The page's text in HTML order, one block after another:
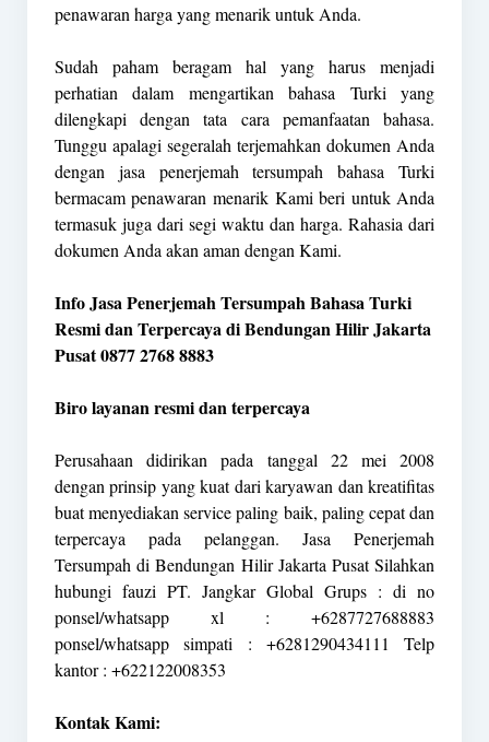
penawaran harga yang menarik untuk Anda.
Sudah paham beragam hal yang harus menjadi
perhatian dalam mengartikan bahasa Turki yang
dilengkapi dengan tata cara pemanfaatan bahasa.
Tunggu apalagi segeralah terjemahkan dokumen Anda
dengan jasa penerjemah tersumpah bahasa Turki
bermacam penawaran menarik Kami beri untuk Anda
termasuk juga dari segi waktu dan harga. Rahasia dari
dokumen Anda akan aman dengan Kami.
Info Jasa Penerjemah Tersumpah Bahasa Turki
Resmi dan Terpercaya di Bendungan Hilir Jakarta
Pusat 0877 2768 8883
Biro layanan resmi dan terpercaya
Perusahaan didirikan pada tanggal 22 mei 2008
dengan prinsip yang kuat dari karyawan dan kreatifitas
buat menyediakan service paling baik, paling cepat dan
terpercaya pada pelanggan. Jasa Penerjemah
Tersumpah di Bendungan Hilir Jakarta Pusat Silahkan
hubungi fauzi PT. Jangkar Global Grups : di no
ponsel/whatsapp xl : +6287727688883
ponsel/whatsapp simpati : +6281290434111 Telp
kantor : +622122008353
Kontak Kami: